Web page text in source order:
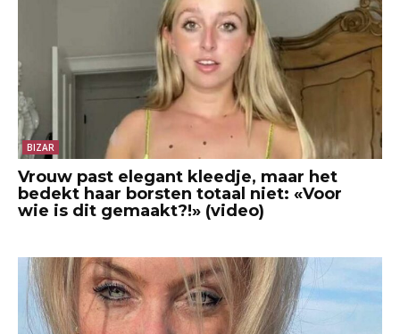
BIZAR
Vrouw past elegant kleedje, maar het
bedekt haar borsten totaal niet: «Voor
wie is dit gemaakt?!» (video)